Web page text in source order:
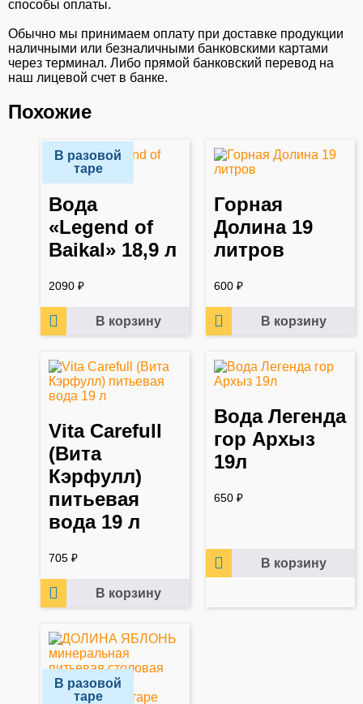
способы оплаты.
Обычно мы принимаем оплату при доставке продукции
наличными или безналичными банковскими картами
через терминал. Либо прямой банковский перевод на
наш лицевой счет в банке.
Похожие
В разовой
таре
Вода
«Legend of
Baikal» 18,9 л
2090 ₽
В корзину
Горная
Долина 19
литров
600 ₽
В корзину
Vita Carefull
(Вита
Кэрфулл)
питьевая
вода 19 л
705 ₽
В корзину
Вода Легенда
гор Архыз
19л
650 ₽
В корзину
В разовой
таре